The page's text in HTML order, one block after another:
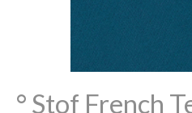
° Stof French